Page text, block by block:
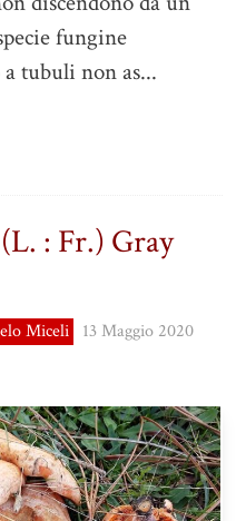
fungine
tubuli non as...
: Fr.) Gray
Miceli
13 Maggio 2020